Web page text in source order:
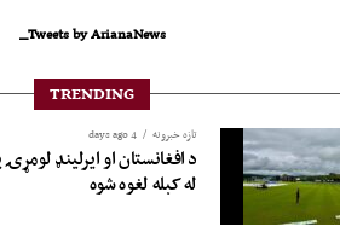
Tweets by ArianaNews_
TRENDING
تازه خبرونه 4 days ago
د افغانستان او ایرلینډ
له کبله لغوه شوه